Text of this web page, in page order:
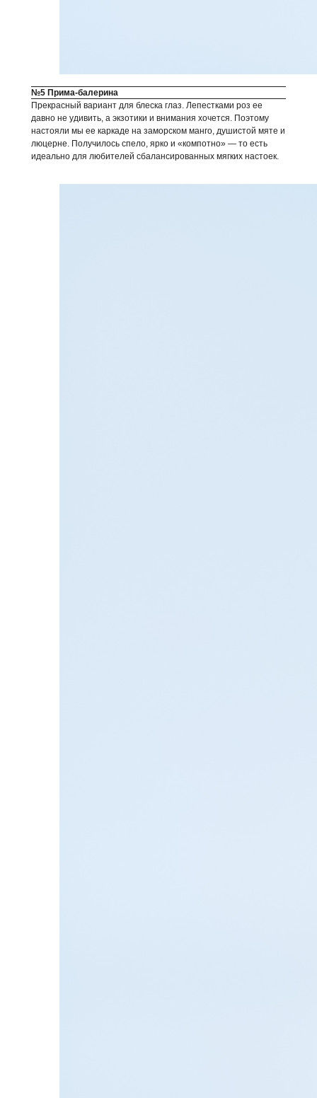
№5 Прима-балерина
Прекрасный вариант для блеска глаз. Лепестками роз ее
давно не удивить, а экзотики и внимания хочется. Поэтому
настояли мы ее каркаде на заморском манго, душистой мяте и
люцерне. Получилось спело, ярко и «компотно» — то есть
идеально для любителей сбалансированных мягких настоек.